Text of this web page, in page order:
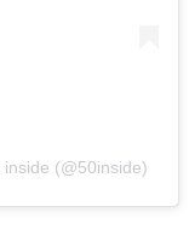
(@50inside)